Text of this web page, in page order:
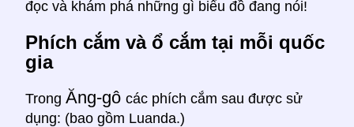
đọc và khám phá những gì biểu đồ đang nói!
Phích cắm và ổ cắm tại mỗi quốc
gia
Trong Ăng-gô các phích cắm sau được sử
dụng: (bao gồm Luanda.)